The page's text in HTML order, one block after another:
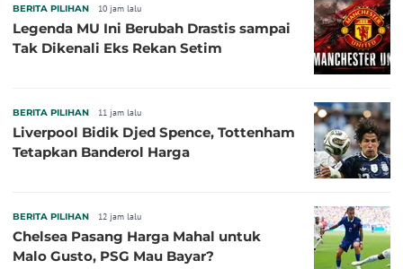
BERITA PILIHAN 10 jam lalu
Legenda MU Ini Berubah Drastis sampai
Tak Dikenali Eks Rekan Setim
BERITA PILIHAN 11 jam lalu
Liverpool Bidik Djed Spence, Tottenham
Tetapkan Banderol Harga
BERITA PILIHAN 12 jam lalu
Chelsea Pasang Harga Mahal untuk
Malo Gusto, PSG Mau Bayar?